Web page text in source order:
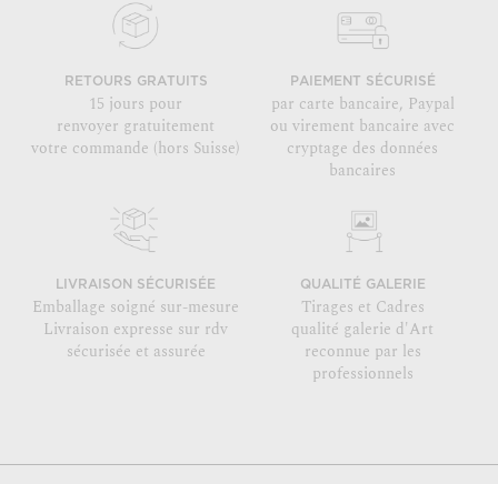
RETOURS GRATUITS
15 jours pour
renvoyer gratuitement
votre commande (hors Suisse)
PAIEMENT SÉCURISÉ
par carte bancaire, Paypal
ou virement bancaire avec
cryptage des données
bancaires
LIVRAISON SÉCURISÉE
Emballage soigné sur-mesure
Livraison expresse sur rdv
sécurisée et assurée
QUALITÉ GALERIE
Tirages et Cadres
qualité galerie d'Art
reconnue par les
professionnels